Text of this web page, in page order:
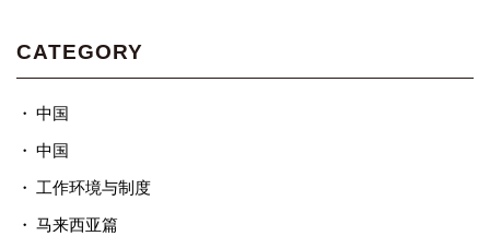
CATEGORY
中国
中国
工作环境与制度
马来西亚篇